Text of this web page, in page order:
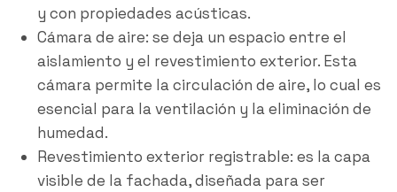
y con propiedades acústicas.
Cámara de aire: se deja un espacio entre el
aislamiento y el revestimiento exterior. Esta
cámara permite la circulación de aire, lo cual es
esencial para la ventilación y la eliminación de
humedad.
Revestimiento exterior registrable: es la capa
visible de la fachada, diseñada para ser